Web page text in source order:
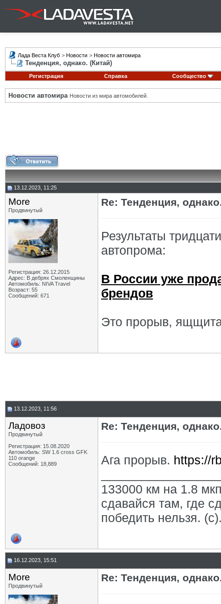
Лада Веста Клуб > Новости > Новости автомира
Тенденция, однако. (Китай)
Регистрация Справка Сообщество
Новости автомира Новости из мира автомобилей.
13.12.2023, 11:25
More
Продвинутый
Регистрация: 26.12.2015
Адрес: В дебрях Смоленщины
Автомобиль: NIVA Travel
Возраст: 55
Сообщений: 671
Re: Тенденция,
Результаты
автопрома:
В России уже
брендов
Это прорыв,
13.12.2023, 11:56
Ладовоз
Продвинутый
Регистрация: 15.08.2020
Автомобиль: SW 1.6 cross GFK
110 orange
Сообщений: 18,889
Re: Тенденция,
Ага прорыв. https://
133000 км на 1.8
сдавайся там, где
победить нельзя.
16.12.2023, 15:51
More
Продвинутый
Re: Тенденция,